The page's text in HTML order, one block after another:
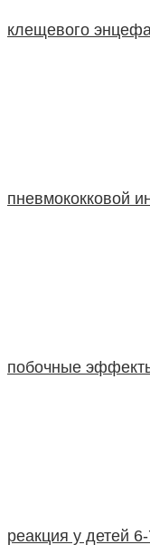
клещевого
пневмококковой
побочные
реакция у детей